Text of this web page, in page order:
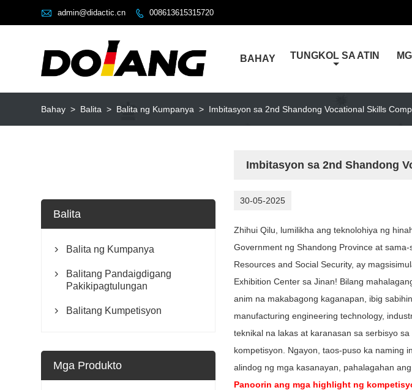
 admin@didactic.cn  008613615315720
BAHAY TUNGKOL SA ATIN
Bahay > Balita > Balita ng Kumpanya > Imbitasyon sa 2nd Shandong Vocational Skills
Imbitasyon sa 2nd Shandong
30-05-2025
Zhihui Qilu, lumilikha ang teknolohiya ng
Government ng Shandong Province at
Resources and Social Security, ay
Exhibition Center sa Jinan! Bilang
anim na makabagong kaganapan, ibig
manufacturing engineering technology,
teknikal na lakas at karanasan sa serbisyo
kompetisyon. Ngayon, taos-puso ka naming
alindog ng mga kasanayan, pahalagahan
Panoorin ang mga highlight ng
Balita
 Balita ng Kumpanya

Balitang Pandaigdigang
Pakikipagtulungan
 Balitang Kumpetisyon
Mga Produkto